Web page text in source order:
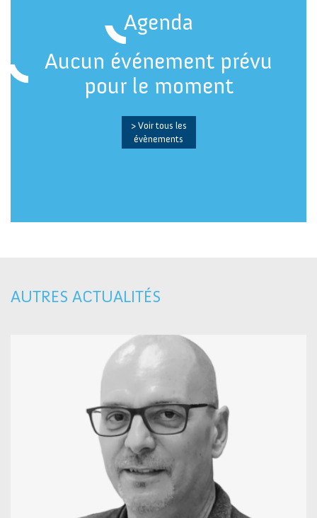
Agenda
Aucun événement prévu
pour le moment
> Voir tous les
évènements
AUTRES ACTUALITÉS